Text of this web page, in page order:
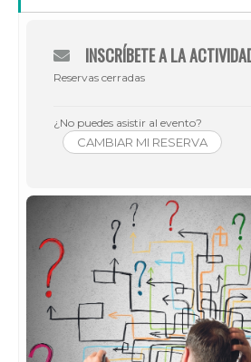
INSCRÍBETE A LA
Reservas cerradas
¿No puedes asistir al evento?
CAMBIAR MI RESERVA